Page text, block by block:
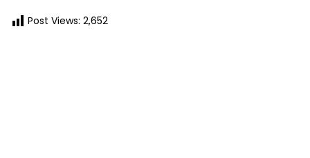
Post Views: 2,652